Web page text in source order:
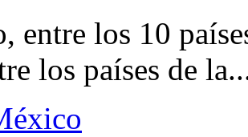
entre los 10
los países de